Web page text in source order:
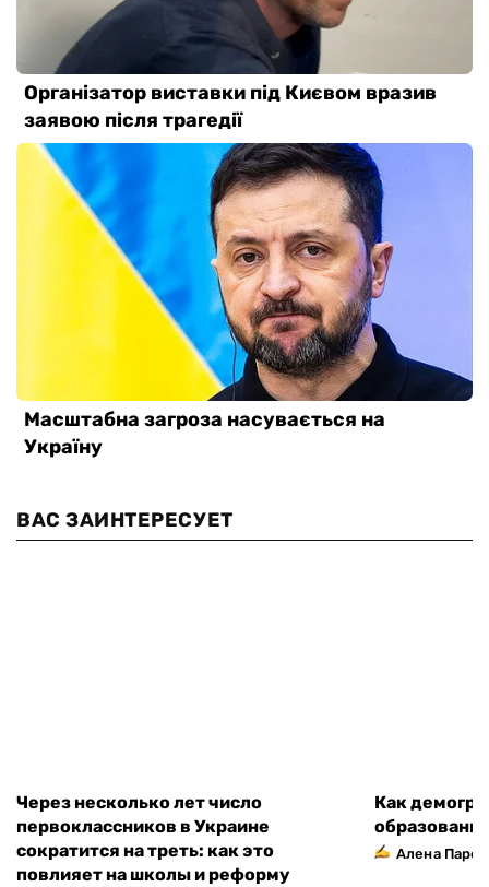
ВАС ЗАИНТЕРЕСУЕТ
Через несколько лет число
первоклассников в Украине
сократится на треть: как это
повлияет на школы и реформу
Как
Алена